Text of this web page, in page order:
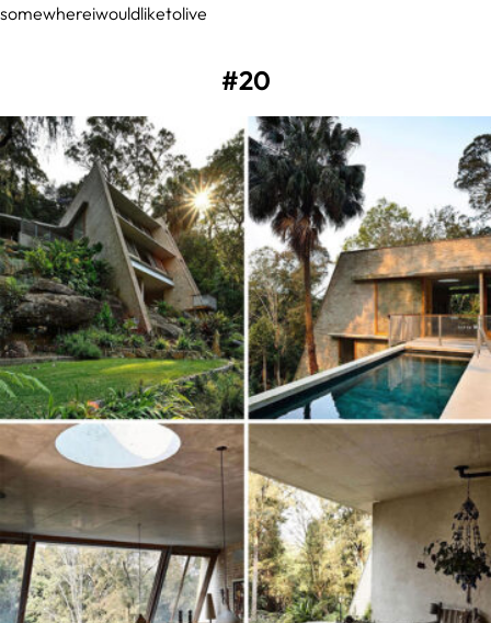
somewhereiwouldliketolive
#20